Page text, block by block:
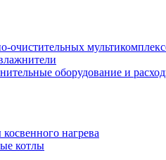
очистительных
оборудование и
нагрева
котлы